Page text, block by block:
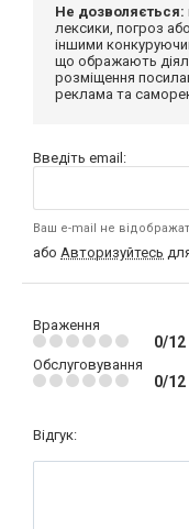
Не дозволяється:
лексики, погроз
іншими
що ображають
розміщення
реклама та
Введіть email:
Ваш e-mail не
або Авторизуйтесь
Враження
0/12
Обслуговування
0/12
Відгук: